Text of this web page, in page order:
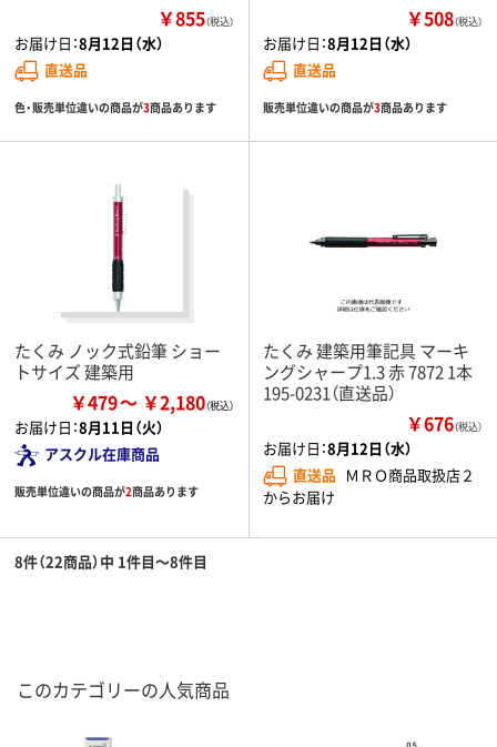
￥855（税込）
お届け日：8月12日（水）
直送品
色・販売単位違いの商品が3商品あります
￥508（税込）
お届け日：8月12日（水）
直送品
販売単位違いの商品が3商品あります
たくみ ノック式鉛筆 ショー
トサイズ 建築用
￥479 ￥2,180
お届け日：8月11日（火）
アスクル在庫商品
販売単位違いの商品が2商品あります
たくみ 建築用筆記具 マーキ
ングシャープ1.3 赤 7872 1本
195-0231（直送品）
￥676（税込）
お届け日：8月12日（水）
直送品 ＭＲＯ商品取扱店２
からお届け
8件（22商品）中 1件目～8件目
このカテゴリーの人気商品